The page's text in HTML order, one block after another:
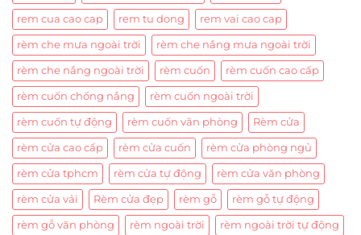
rem cua cao cap rem tu dong rem vai cao cap
rèm che mưa ngoài trời rèm che nắng mưa ngoài trời
rèm che nắng ngoài trời rèm cuốn rèm cuốn cao cấp
rèm cuốn chống nắng rèm cuốn ngoài trời
rèm cuốn tự động rèm cuốn văn phòng Rèm cửa
rèm cửa cao cấp rèm cửa cuốn rèm cửa phòng ngủ
rèm cửa tphcm rèm cửa tự động rèm cửa văn phòng
rèm cửa vải Rèm cửa đẹp rèm gỗ rèm gỗ tự động
rèm gỗ văn phòng rèm ngoài trời rèm ngoài trời tự động